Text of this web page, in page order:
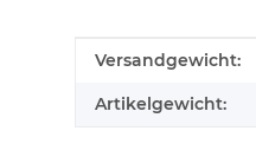
Produkteigenschaft
Wert
Versandgewicht:
Artikelgewicht: